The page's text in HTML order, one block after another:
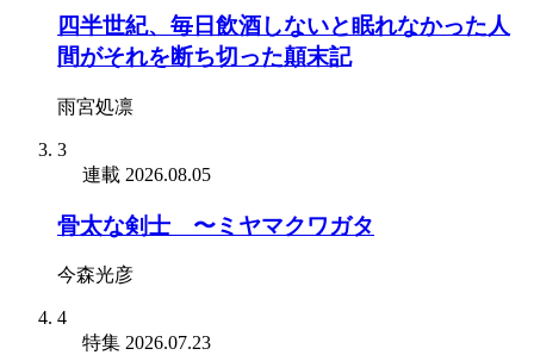
四半世紀、毎日飲酒しないと眠れなかった人
間がそれを断ち切った顛末記
雨宮処凛
3
連載 2026.08.05
骨太な剣士 〜ミヤマクワガタ
今森光彦
4
特集 2026.07.23